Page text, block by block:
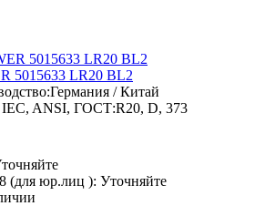
5015633 LR20 BL2
Германия / Китай
ANSI, ГОСТ:R20, D, 373
(для юр.лиц ): Уточняйте